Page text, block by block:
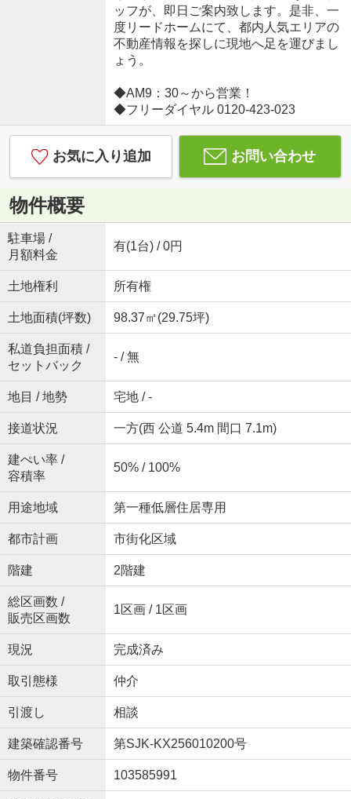
ッフが、即日ご案内致します。是非、一
度リードホームにて、都内人気エリアの
不動産情報を探しに現地へ足を運びまし
ょう。
◆AM9：30～から営業！
◆フリーダイヤル 0120-423-023
お気に入り追加 お問い合わせ
物件概要
駐車場 /
月額料金
有(1台) / 0円
土地権利 所有権
土地面積(坪数) 98.37㎡(29.75坪)
私道負担面積 /
セットバック
- / 無
地目 / 地勢 宅地 / -
接道状況 一方(西 公道 5.4m 間口 7.1m)
建ぺい率 /
容積率
50% / 100%
用途地域 第一種低層住居専用
都市計画 市街化区域
階建 2階建
総区画数 /
販売区画数
1区画 / 1区画
現況 完成済み
取引態様 仲介
引渡し 相談
建築確認番号 第SJK-KX256010200号
物件番号 103585991